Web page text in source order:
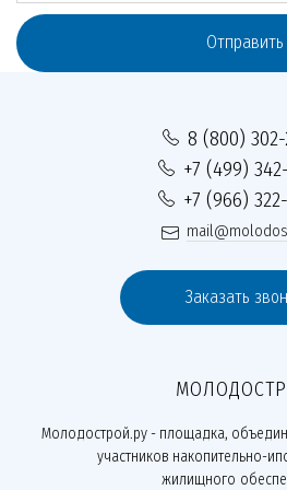
Отправить
8 (800)
+7 (499)
+7 (966)
Заказать
Молодострой.ру - площадка,
участников накопительно-
жилищного